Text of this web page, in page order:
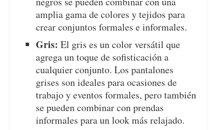
amplia gama de colores y tejidos para
crear conjuntos formales e informales.
Gris: El gris es un color versátil que
agrega un toque de sofisticación a
cualquier conjunto. Los pantalones
grises son ideales para ocasiones de
trabajo y eventos formales, pero también
se pueden combinar con prendas
informales para un look más relajado.